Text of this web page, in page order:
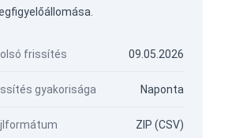
frissítés 09.05.2026
gyakorisága Naponta
ZIP (CSV)